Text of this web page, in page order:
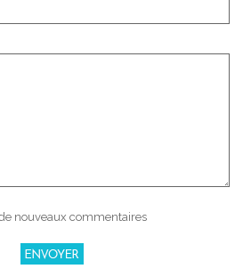
nouveaux commentaires